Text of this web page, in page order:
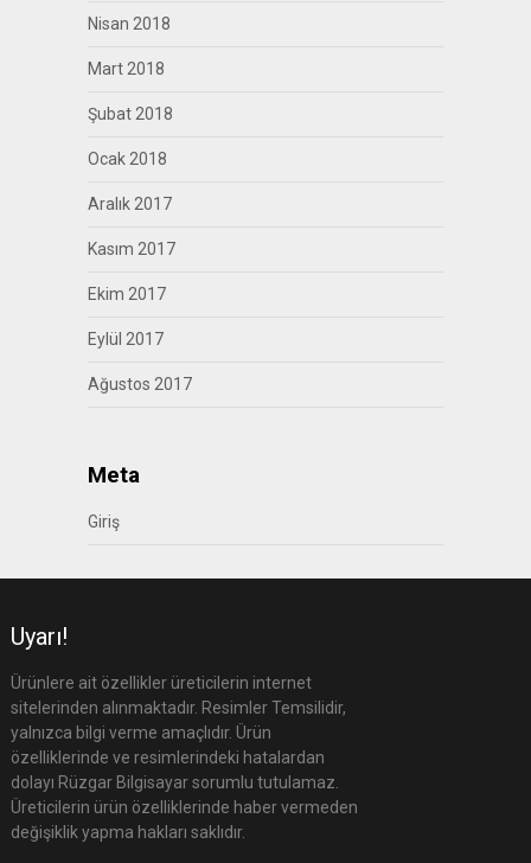
Nisan 2018
Mart 2018
Şubat 2018
Ocak 2018
Aralık 2017
Kasım 2017
Ekim 2017
Eylül 2017
Ağustos 2017
Meta
Giriş
Uyarı!
Ürünlere ait özellikler üreticilerin internet
sitelerinden alınmaktadır. Resimler Temsilidir,
yalnızca bilgi verme amaçlıdır. Ürün
özelliklerinde ve resimlerindeki hatalardan
dolayı Rüzgar Bilgisayar sorumlu tutulamaz.
Üreticilerin ürün özelliklerinde haber vermeden
değişiklik yapma hakları saklıdır.